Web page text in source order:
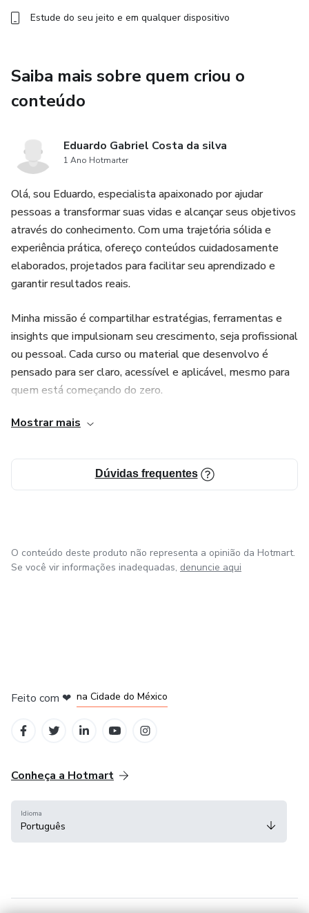
Estude do seu jeito e em qualquer dispositivo
Saiba mais sobre quem criou o
conteúdo
Eduardo Gabriel Costa da silva
1 Ano Hotmarter
Olá, sou Eduardo, especialista apaixonado por ajudar
pessoas a transformar suas vidas e alcançar seus objetivos
através do conhecimento. Com uma trajetória sólida e
experiência prática, ofereço conteúdos cuidadosamente
elaborados, projetados para facilitar seu aprendizado e
garantir resultados reais.
Minha missão é compartilhar estratégias, ferramentas e
insights que impulsionam seu crescimento, seja profissional
ou pessoal. Cada curso ou material que desenvolvo é
pensado para ser claro, acessível e aplicável, mesmo para
quem está começando do zero.
Aqui, você encontrará mais do que conhecimento –
a liberdade que merece. Vamos juntos nessa jornada de
evolução e sucesso!”
Mostrar mais
Dúvidas frequentes
O conteúdo deste produto não representa a opinião da Hotmart.
Se você vir informações inadequadas, denuncie aqui
Feito com ❤ na Cidade do México
Conheça a Hotmart
Idioma
Português